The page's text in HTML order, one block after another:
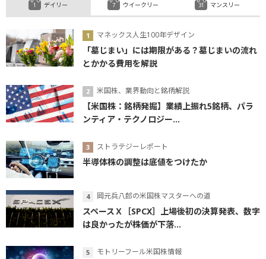
デイリー
マネックス人生100年デザイン
「墓じまい」には期限がある？墓じまいの流れ
とかかる費用を解説
米国株、業界動向と銘柄解説
【米国株：銘柄発掘】業績上振れ5銘柄、パラ
ンティア・テクノロジー...
ストラテジーレポート
半導体株の調整は底値をつけたか
岡元兵八郎の米国株マスターへの道
スペースＸ［SPCX］上場後初の決算発表、数字
は良かったが株価が下落...
モトリーフール米国株情報
ウイークリー マンスリー